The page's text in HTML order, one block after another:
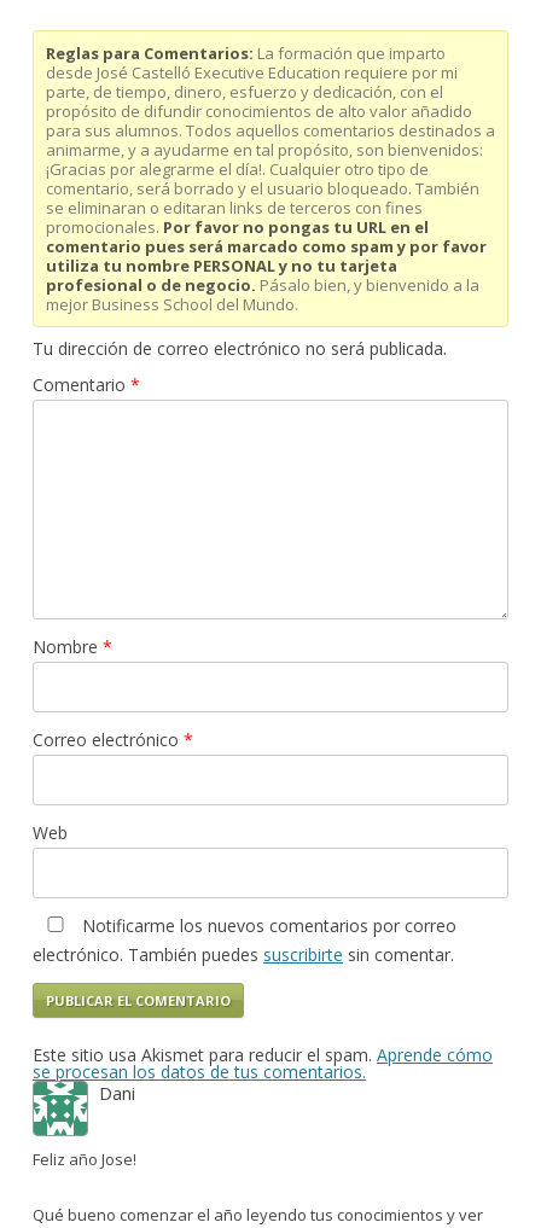
Reglas para Comentarios: La formación que imparto
desde José Castelló Executive Education requiere por mi
parte, de tiempo, dinero, esfuerzo y dedicación, con el
propósito de difundir conocimientos de alto valor añadido
para sus alumnos. Todos aquellos comentarios destinados a
animarme, y a ayudarme en tal propósito, son bienvenidos:
¡Gracias por alegrarme el día!. Cualquier otro tipo de
comentario, será borrado y el usuario bloqueado. También
se eliminaran o editaran links de terceros con fines
promocionales. Por favor no pongas tu URL en el
comentario pues será marcado como spam y por favor
utiliza tu nombre PERSONAL y no tu tarjeta
profesional o de negocio. Pásalo bien, y bienvenido a la
mejor Business School del Mundo.
Tu dirección de correo electrónico no será publicada.
Comentario *
Nombre *
Correo electrónico *
Web
Notificarme los nuevos comentarios por correo
electrónico. También puedes suscribirte sin comentar.
Este sitio usa Akismet para reducir el spam. Aprende cómo
se procesan los datos de tus comentarios.
Dani
Feliz año Jose!
Qué bueno comenzar el año leyendo tus conocimientos y ver